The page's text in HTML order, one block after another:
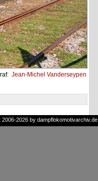
Jean-Michel Vanderseypen
2026 by dampflokomotivarchiv.de